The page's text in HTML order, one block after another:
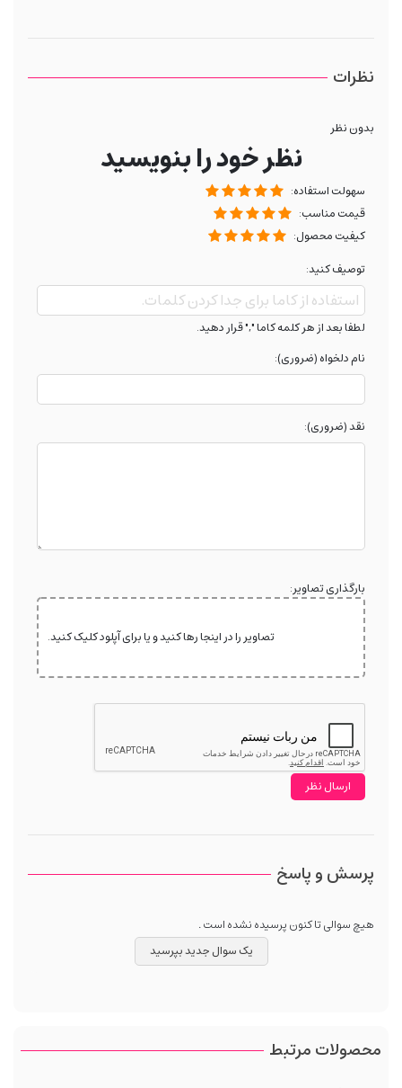
نظرات
بدون نظر
نظر خود را بنویسید
سهولت استفاده:
قیمت مناسب:
کیفیت محصول:
توصیف کنید:
لطفا بعد از هر کلمه کاما "," قرار دهید.
نام دلخواه (ضروری):
نقد (ضروری):
بارگذاری تصاویر:
تصاویر را در اینجا رها کنید و یا برای آپلود کلیک کنید.
پرسش و پاسخ
هیچ سوالی تا کنون پرسیده نشده است .
یک سوال جدید بپرسید
محصولات مرتبط